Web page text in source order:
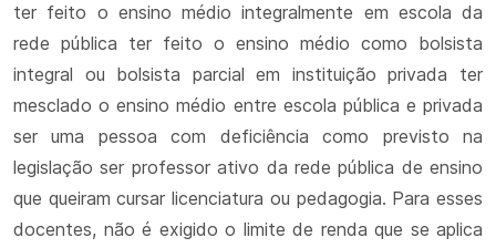
ter feito o ensino médio integralmente em escola da
rede pública ter feito o ensino médio como bolsista
integral ou bolsista parcial em instituição privada ter
mesclado o ensino médio entre escola pública e privada
ser uma pessoa com deficiência como previsto na
legislação ser professor ativo da rede pública de ensino
que queiram cursar licenciatura ou pedagogia. Para esses
docentes, não é exigido o limite de renda que se aplica